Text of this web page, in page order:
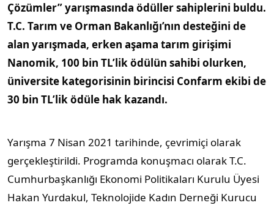
Çözümler” yarışmasında ödüller sahiplerini buldu.
T.C. Tarım ve Orman Bakanlığı’nın desteğini de
alan yarışmada, erken aşama tarım girişimi
Nanomik, 100 bin TL’lik ödülün sahibi olurken,
üniversite kategorisinin birincisi Confarm ekibi de
30 bin TL’lik ödüle hak kazandı.
Yarışma 7 Nisan 2021 tarihinde, çevrimiçi olarak
gerçekleştirildi. Programda konuşmacı olarak T.C.
Cumhurbaşkanlığı Ekonomi Politikaları Kurulu Üyesi
Hakan Yurdakul, Teknolojide Kadın Derneği Kurucu